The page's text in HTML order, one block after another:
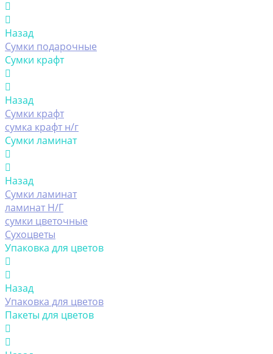
Назад
Сумки подарочные
Сумки крафт
Назад
Сумки крафт
сумка крафт н/г
Сумки ламинат
Назад
Сумки ламинат
ламинат Н/Г
сумки цветочные
Сухоцветы
Упаковка для цветов
Назад
Упаковка для цветов
Пакеты для цветов